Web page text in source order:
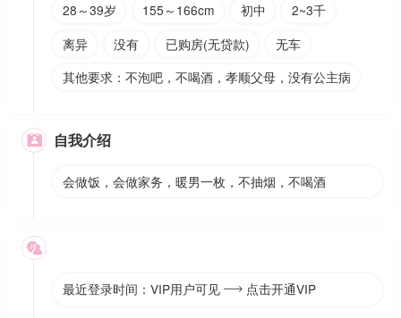
28～39岁 155～166cm 初中
2~3千
离异
没有 已购房(无贷款)
无车
其他要求：不泡吧，不喝酒，孝顺父母，没有公主病
 自我介绍
会做饭，会做家务，暖男一枚，不抽烟，不喝酒

最近登录时间：VIP用户可见  点击开通VIP